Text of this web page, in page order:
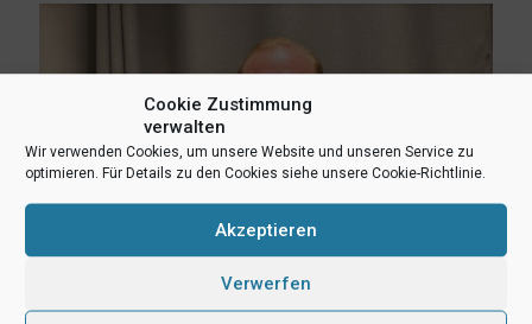
Cookie Zustimmung
verwalten
Wir verwenden Cookies, um unsere Website und unseren Service zu
optimieren. Für Details zu den Cookies siehe unsere Cookie-Richtlinie.
Akzeptieren
Verwerfen